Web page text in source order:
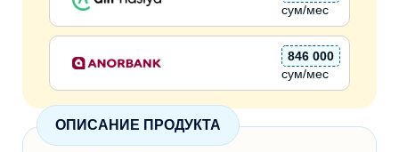
сум/мес
846 000
сум/мес
ОПИСАНИЕ ПРОДУКТА